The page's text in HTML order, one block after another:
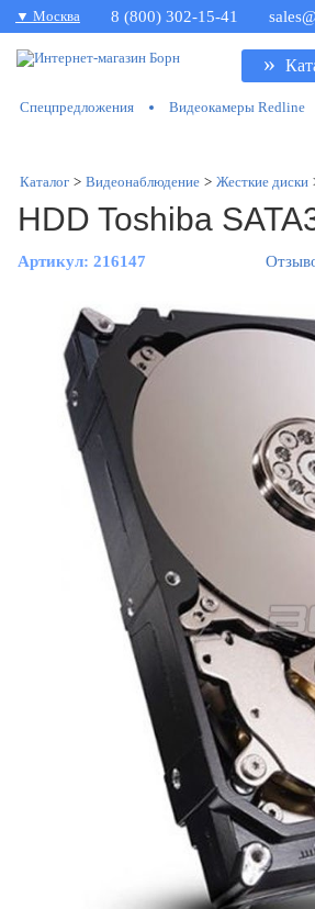
▼ Москва 8 (800) 302-15-41
»
Спецпредложения Видеокамеры Redline
Каталог > Видеонаблюдение > Жесткие диски
HDD Toshiba
Артикул: 216147